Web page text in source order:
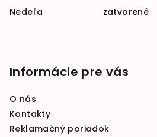
Nedeľa zatvorené
Informácie pre vás
O nás
Kontakty
Reklamačný poriadok